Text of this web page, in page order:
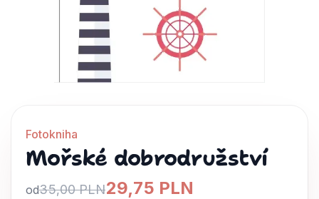
Fotokniha
Mořské dobrodružství
od35,00 PLN29,75 PLN